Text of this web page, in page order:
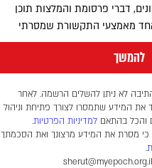
דברי פרסומת והמלצות תוכן
מאמצעי התקשורת שמסרתי
להמשך
לא ניתן להשלים הרשמה. לאחר
את המידע שתמסרו לצורך פתיחת וניהול
והכל בהתאם למדיניות הפרטיות.
כי מסרת את המידע מרצונך ואת הסכמתך
.
sherut@myepoch.org.il
גורם שצוטט בסוכנות הידיעות